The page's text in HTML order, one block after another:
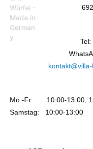
Mo -Fr: 10:00-13:00,
Samstag: 10:00-13:00